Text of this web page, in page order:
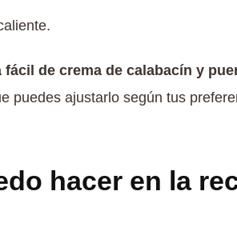
fácil de crema de calabacín y
puedes ajustarlo según tus
hacer en la